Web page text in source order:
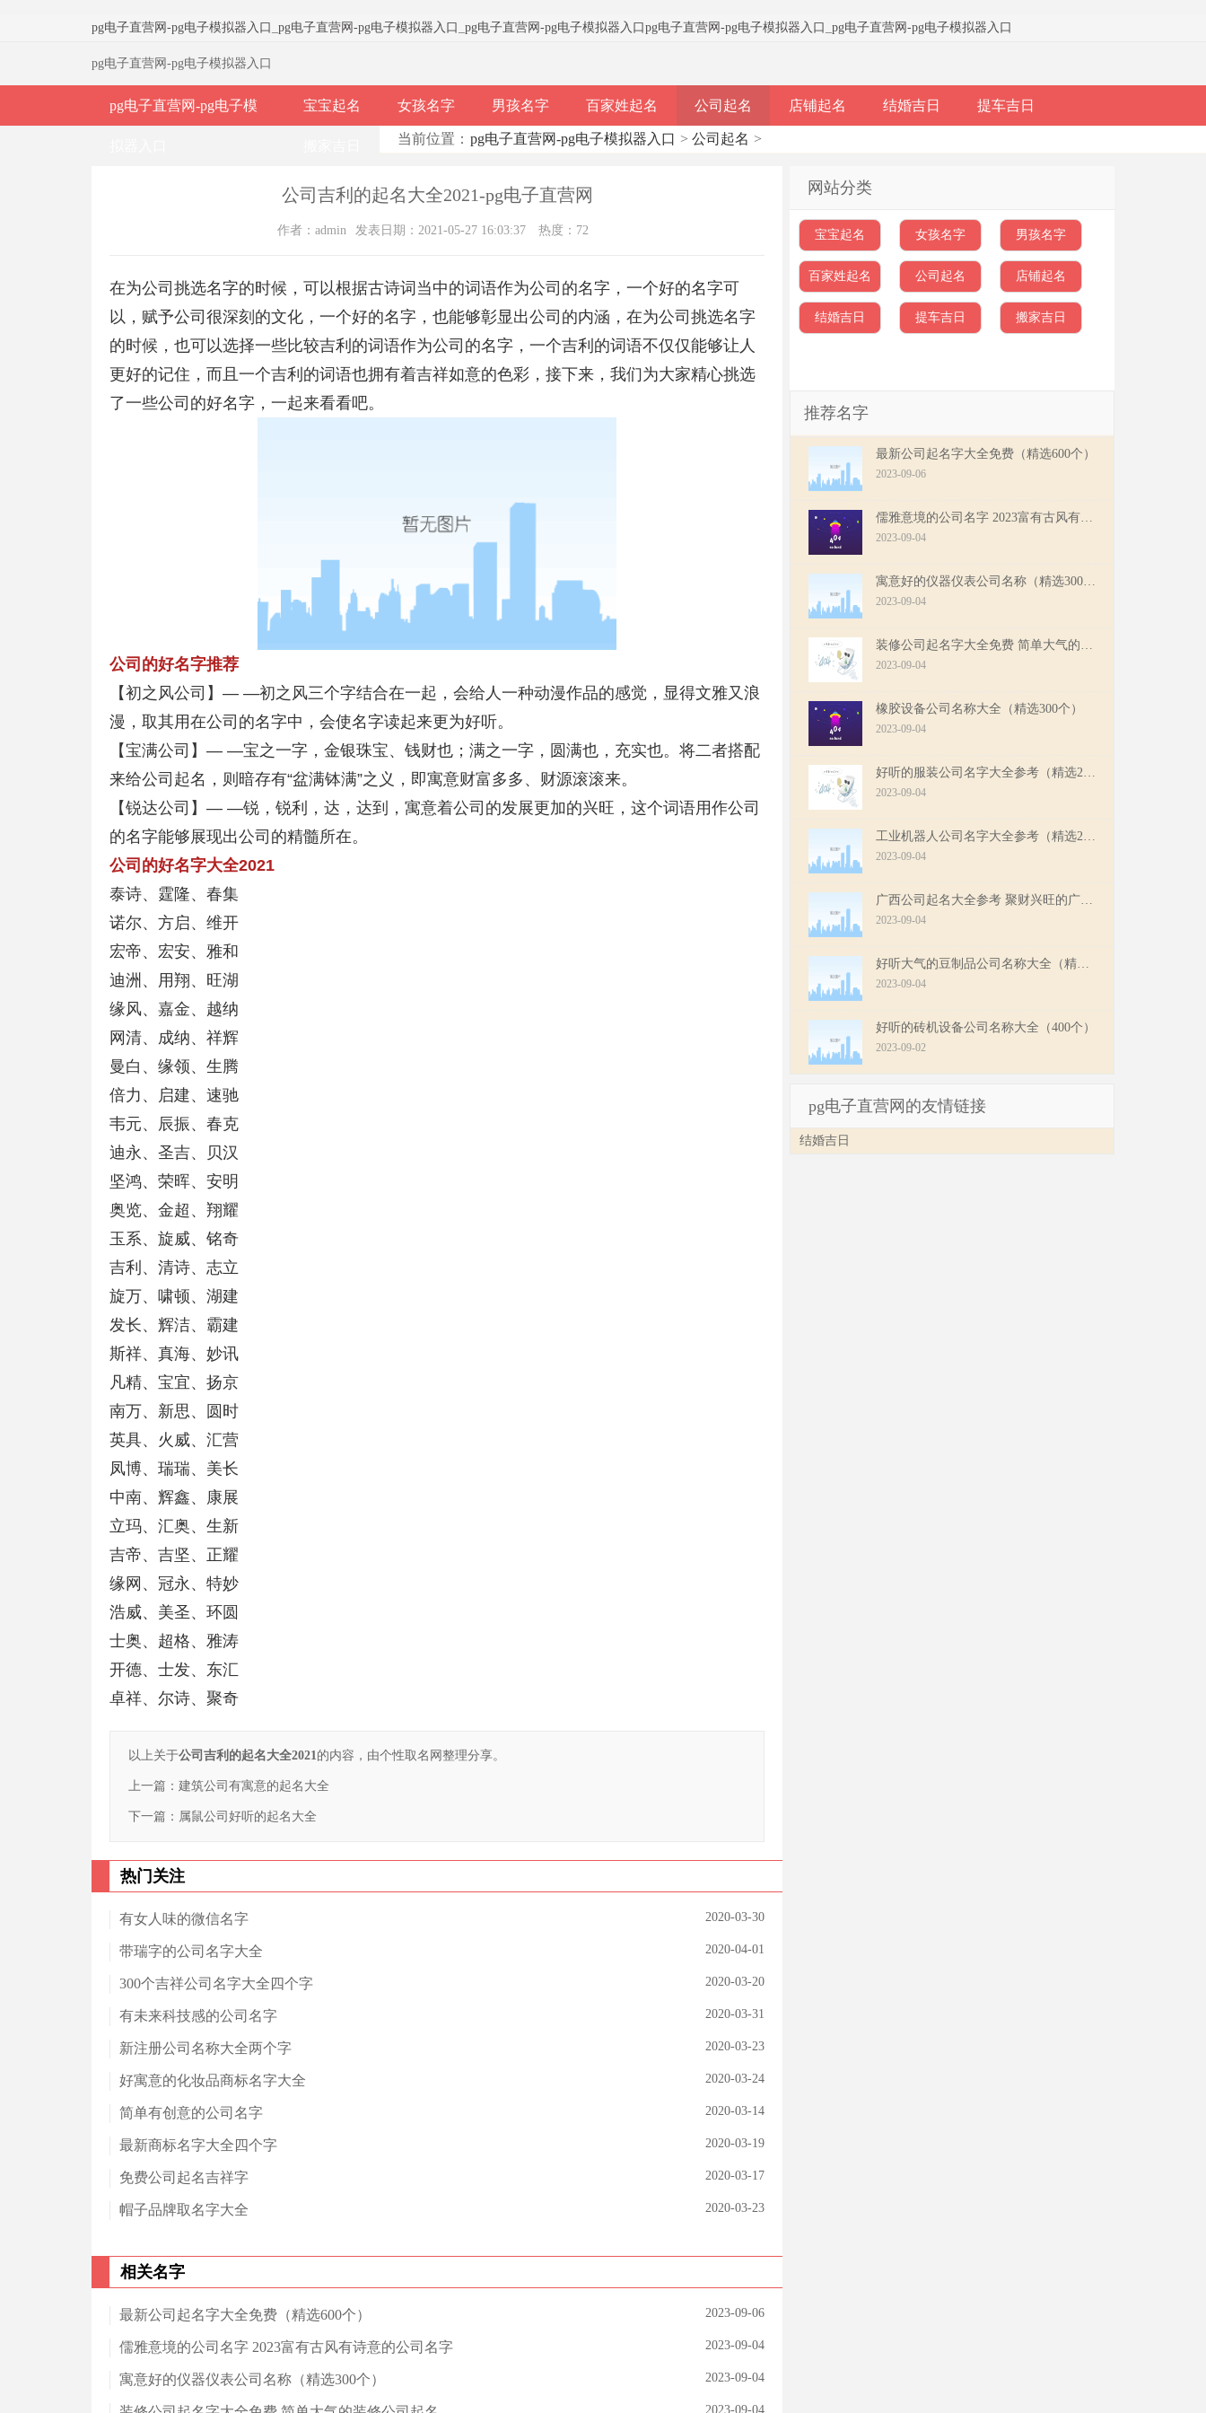
pg电子直营网-pg电子模拟器入口 pg电子直营网-pg电子模拟器入口 pg电子直营网-pg电子模拟器入口 pg电子直营网-pg电子模拟器入口 pg电子直营网-pg电子模拟器入口
pg电子直营网-pg电子模拟器入口
pg电子直营网-pg电子模 宝宝起名 女孩名字 男孩名字 百家姓起名 公司起名 店铺起名 结婚吉日 提车吉日
当前位置： pg电子直营网-pg电子模拟器入口 > 公司起名 >
公司吉利的起名大全2021-pg电子直营网
作者：admin 发表日期：2021-05-27 16:03:37 热度：72
在为公司挑选名字的时候，可以根据古诗词当中的词语作为公司的名字，一个好的名字可
以，赋予公司很深刻的文化，一个好的名字，也能够彰显出公司的内涵，在为公司挑选名字
的时候，也可以选择一些比较吉利的词语作为公司的名字，一个吉利的词语不仅仅能够让人
更好的记住，而且一个吉利的词语也拥有着吉祥如意的色彩，接下来，我们为大家精心挑选
了一些公司的好名字，一起来看看吧。
公司的好名字推荐
【初之风公司】— —初之风三个字结合在一起，会给人一种动漫作品的感觉，显得文雅又浪
漫，取其用在公司的名字中，会使名字读起来更为好听。
【宝满公司】— —宝之一字，金银珠宝、钱财也；满之一字，圆满也，充实也。将二者搭配
来给公司起名，则暗存有“盆满钵满”之义，即寓意财富多多、财源滚滚来。
【锐达公司】— —锐，锐利，达，达到，寓意着公司的发展更加的兴旺，这个词语用作公司
的名字能够展现出公司的精髓所在。
公司的好名字大全2021
泰诗、霆隆、春集
诺尔、方启、维开
宏帝、宏安、雅和
迪洲、用翔、旺湖
缘风、嘉金、越纳
网清、成纳、祥辉
曼白、缘领、生腾
倍力、启建、速驰
韦元、辰振、春克
迪永、圣吉、贝汉
坚鸿、荣晖、安明
奥览、金超、翔耀
玉系、旋威、铭奇
吉利、清诗、志立
旋万、啸顿、湖建
发长、辉洁、霸建
斯祥、真海、妙讯
凡精、宝宜、扬京
南万、新思、圆时
英具、火威、汇营
凤博、瑞瑞、美长
中南、辉鑫、康展
立玛、汇奥、生新
吉帝、吉坚、正耀
缘网、冠永、特妙
浩威、美圣、环圆
士奥、超格、雅涛
开德、士发、东汇
卓祥、尔诗、聚奇
以上关于公司吉利的起名大全2021的内容，由个性取名网整理分享。
上一篇： 建筑公司有寓意的起名大全
下一篇： 属鼠公司好听的起名大全
热门关注
2020-03-30
有女人味的微信名字
2020-04-01
带瑞字的公司名字大全
2020-03-20
300个吉祥公司名字大全四个字
2020-03-31
有未来科技感的公司名字
2020-03-23
新注册公司名称大全两个字
2020-03-24
好寓意的化妆品商标名字大全
2020-03-14
简单有创意的公司名字
2020-03-19
最新商标名字大全四个字
2020-03-17
免费公司起名吉祥字
2020-03-23
帽子品牌取名字大全
相关名字
2023-09-06
最新公司起名字大全免费（精选600个）
2023-09-04
儒雅意境的公司名字 2023富有古风有诗意的公司名字
2023-09-04
寓意好的仪器仪表公司名称（精选300个）
2023-09-04
网站分类
宝宝起名 女孩名字 男孩名字
百家姓起名 公司起名 店铺起名
结婚吉日 提车吉日 搬家吉日
推荐名字
最新公司起名字大全免费（精选600个）
2023-09-06
2023-09-04
2023-09-04
2023-09-04
橡胶设备公司名称大全（精选300个）
2023-09-04
2023-09-04
2023-09-04
2023-09-04
2023-09-04
好听的砖机设备公司名称大全（400个）
2023-09-02
pg电子直营网的友情链接
结婚吉日